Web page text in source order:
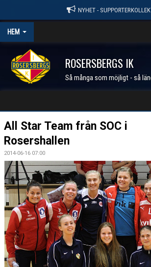
NYHET -
HEM
ROSERSBERGS IK
Så många som möjligt - så
STARTSIDA
NYHETER
KALENDER
MEDLEM I RIK
FÖRENINGEN
PROFILGUIDE
HITTA HIT!
All Star Team från SOC i
Rosershallen
2014-06-16 07:00